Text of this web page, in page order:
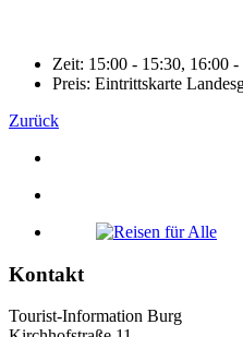
Zeit: 15:00 - 15:30, 16:00
Preis: Eintrittskarte
Zurück
Kontakt
Tourist-Information Burg